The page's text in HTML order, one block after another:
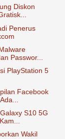
Diskon
Penerus
Passwor...
PlayStation 5
Facebook
S10 5G
Wakil